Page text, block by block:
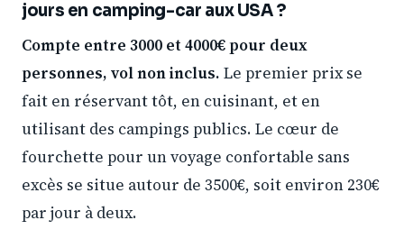
jours en camping-car aux USA ?
Compte entre 3000 et 4000€ pour deux
personnes, vol non inclus. Le premier prix se
fait en réservant tôt, en cuisinant, et en
utilisant des campings publics. Le cœur de
fourchette pour un voyage confortable sans
excès se situe autour de 3500€, soit environ 230€
par jour à deux.